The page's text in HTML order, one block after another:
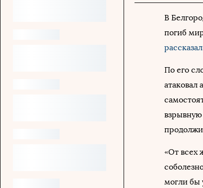
В
погиб
рассказал
По его
атаковал
взрывную
«От всех
могли бы